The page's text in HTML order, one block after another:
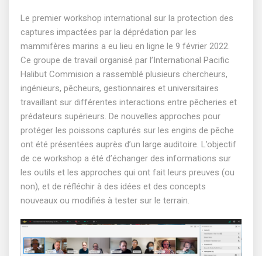
Le premier workshop international sur la protection des
captures impactées par la déprédation par les
mammifères marins a eu lieu en ligne le 9 février 2022.
Ce groupe de travail organisé par l’International Pacific
Halibut Commision a rassemblé plusieurs chercheurs,
ingénieurs, pêcheurs, gestionnaires et universitaires
travaillant sur différentes interactions entre pêcheries et
prédateurs supérieurs. De nouvelles approches pour
protéger les poissons capturés sur les engins de pêche
ont été présentées auprès d’un large auditoire. L’objectif
de ce workshop a été d’échanger des informations sur
les outils et les approches qui ont fait leurs preuves (ou
non), et de réfléchir à des idées et des concepts
nouveaux ou modifiés à tester sur le terrain.